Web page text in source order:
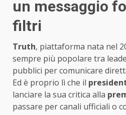
un messaggio
filtri
Truth, piattaforma nata nel
sempre più popolare tra
pubblici per comunicare
Ed è proprio lì che il
lanciare la sua critica alla
passare per canali ufficiali o